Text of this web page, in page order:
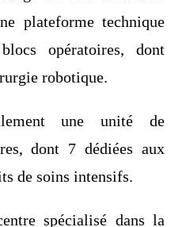
plateforme technique
opératoires, dont
robotique.
une unité de
dont 7 dédiées aux
de soins intensifs.
spécialisé dans la